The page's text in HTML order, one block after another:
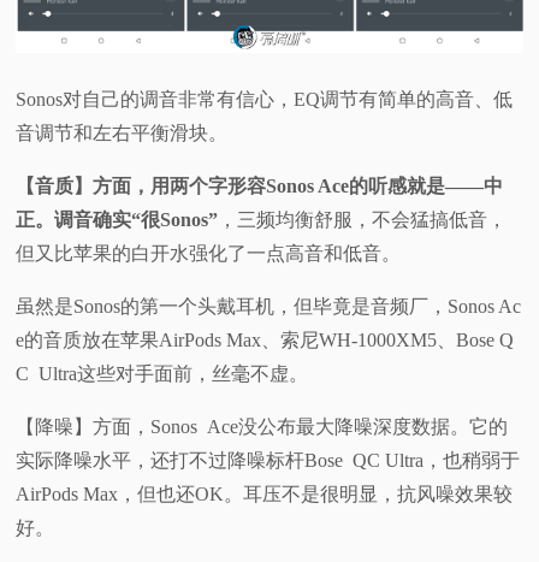
Sonos对自己的调音非常有信心，EQ调节有简单的高音、低
音调节和左右平衡滑块。
【音质】方面，用两个字形容Sonos Ace的听感就是——中
正。调音确实“很Sonos” ，三频均衡舒服，不会猛搞低音，
但又比苹果的白开水强化了一点高音和低音。
虽然是Sonos的第一个头戴耳机，但毕竟是音频厂，Sonos Ac
e的音质放在苹果AirPods Max、索尼WH-1000XM5、Bose Q
C Ultra这些对手面前，丝毫不虚。
【降噪】方面，Sonos Ace没公布最大降噪深度数据。它的
实际降噪水平，还打不过降噪标杆Bose QC Ultra，也稍弱于
AirPods Max，但也还OK。耳压不是很明显，抗风噪效果较
好。